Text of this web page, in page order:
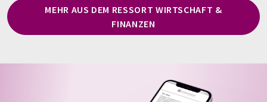
MEHR AUS DEM RESSORT WIRTSCHAFT &
FINANZEN